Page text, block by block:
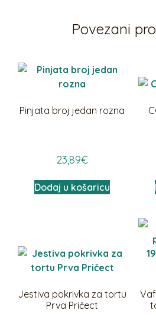
Povezani
Pinjata broj jedan rozna
23,89€
Dodaj u košaricu
Jestiva pokrivka za tortu
Prva Pričect